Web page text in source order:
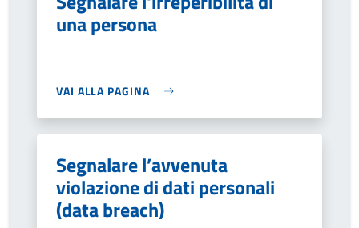
una persona
VAI ALLA PAGINA
Segnalare l’avvenuta
violazione di dati personali
(data breach)